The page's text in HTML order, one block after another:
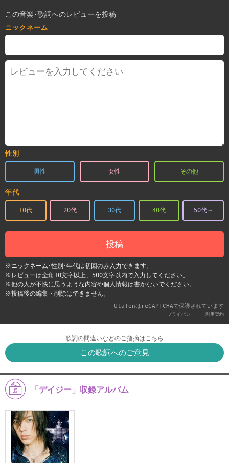
この音楽･歌詞へのレビューを投稿
ニックネーム
性別
男性 女性 その他
年代
10代 20代 30代 40代 50代～
投稿
※ニックネーム･性別･年代は初回のみ入力できます。
※レビューは全角10文字以上、500文字以内で入力してください。
※他の人が不快に思うような内容や個人情報は書かないでください。
※投稿後の編集・削除はできません。
UtaTenはreCAPTCHAで保護されています
プライバシー - 利用契約
歌詞の間違いなどのご指摘はこちら
この歌詞へのご意見
「デイジー」収録アルバム